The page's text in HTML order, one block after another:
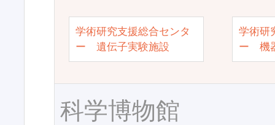
学術研究支援総合センタ
ー 遺伝子実験施設
学術研
ー 機
科学博物館